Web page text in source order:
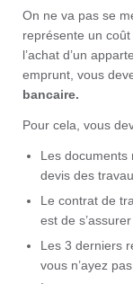
On ne va pas se
représente un
l’achat d’un
emprunt, vous
bancaire.
Pour cela, vous
Les documents
devis des
Le contrat de
est de
Les 3 derniers
vous n’ayez